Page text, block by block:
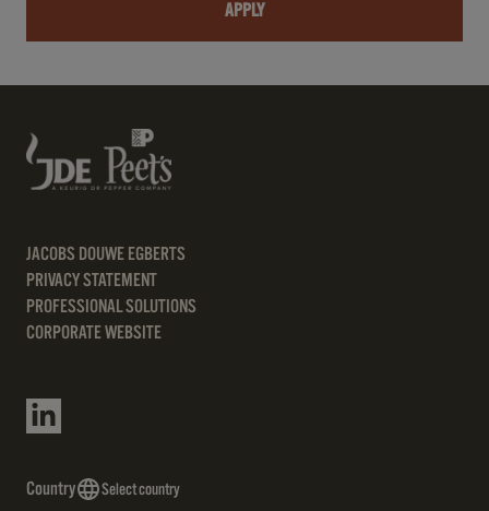
APPLY
JACOBS DOUWE EGBERTS
PRIVACY STATEMENT
PROFESSIONAL SOLUTIONS
CORPORATE WEBSITE
Country Select country